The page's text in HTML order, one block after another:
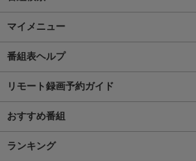
マイメニュー
番組表ヘルプ
リモート録画予約ガイド
おすすめ番組
ランキング